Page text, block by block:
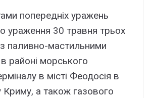
попередніх уражень
ураження 30 травня трьох
паливно-мастильними
районі морського
в місті Феодосія в
Криму, а також газового